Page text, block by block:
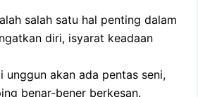
salah satu hal penting dalam
diri, isyarat keadaan
unggun akan ada pentas seni,
benar-bener berkesan.